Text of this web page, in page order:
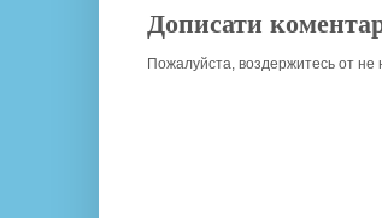
Дописати
Пожалуйста, воздержитесь от не